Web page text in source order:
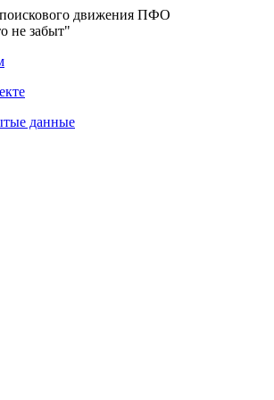
движения ПФО
не забыт"
данные